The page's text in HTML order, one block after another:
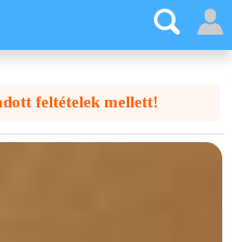
feltételek mellett!